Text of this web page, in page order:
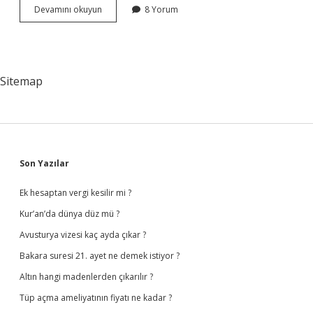
Devamını okuyun
Kompostosu
8 Yorum
Sitemap
Sidebar
Son Yazılar
Ek hesaptan vergi kesilir mi ?
Kur’an’da dünya düz mü ?
Avusturya vizesi kaç ayda çıkar ?
Bakara suresi 21. ayet ne demek istiyor ?
Altın hangi madenlerden çıkarılır ?
Tüp açma ameliyatının fiyatı ne kadar ?